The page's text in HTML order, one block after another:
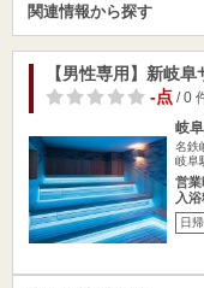
関連情報から探す
【男性専用】新岐阜
-点/ 0
岐
名鉄
岐阜
営業
入
日